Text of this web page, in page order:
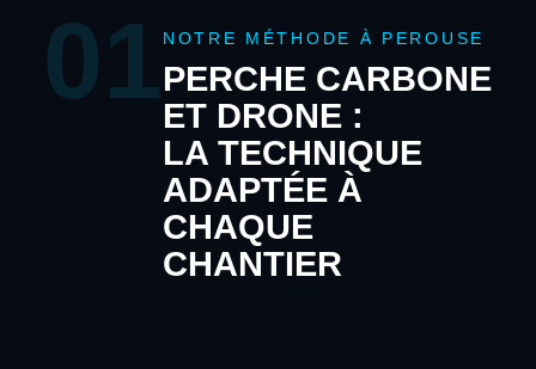
01 NOTRE MÉTHODE À PEROUSE
PERCHE CARBONE
ET DRONE :
LA TECHNIQUE
ADAPTÉE À
CHAQUE
CHANTIER